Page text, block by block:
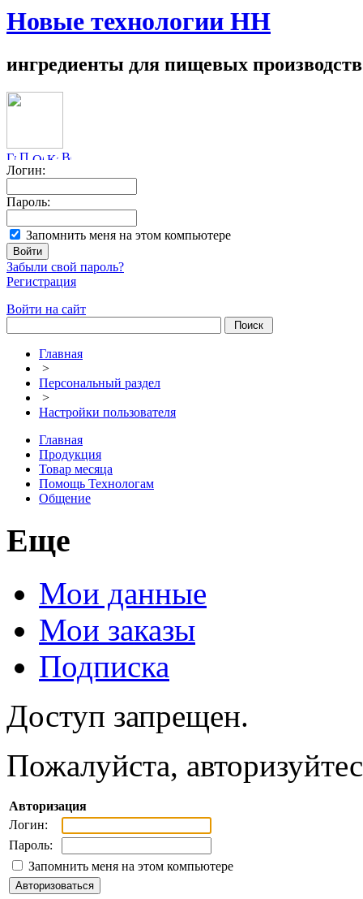
Новые технологии НН
ингредиенты для пищевых производств
Логин:
Пароль:
Запомнить меня на этом компьютере
Забыли свой пароль?
Регистрация
Войти на сайт
Главная
>
Персональный раздел
>
Настройки пользователя
Главная
Продукция
Товар месяца
Помощь Технологам
Общение
Еще
Мои данные
Мои заказы
Подписка
Доступ запрещен.
Пожалуйста,
Авторизация
Логин:
Пароль:
Запомнить меня на этом компьютере